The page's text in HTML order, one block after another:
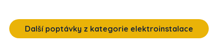
Další poptávky z kategorie elektroinstalace